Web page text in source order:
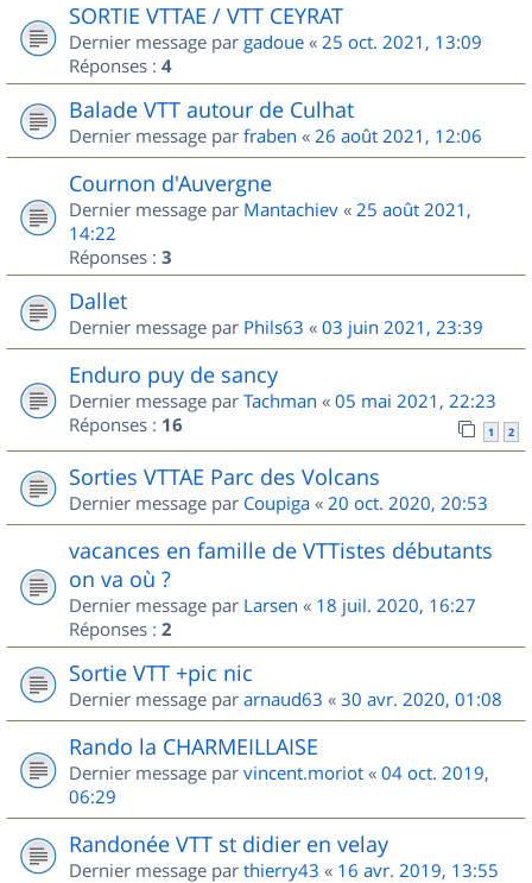
SORTIE VTTAE / VTT CEYRAT
Dernier message par gadoue « 25 oct. 2021, 13:09
Réponses : 4
Balade VTT autour de Culhat
Dernier message par fraben « 26 août 2021, 12:06
Cournon d'Auvergne
Dernier message par Mantachiev « 25 août 2021,
14:22
Réponses : 3
Dallet
Dernier message par Phils63 « 03 juin 2021, 23:39
Enduro puy de sancy
Dernier message par Tachman « 05 mai 2021, 22:23
Réponses : 16 1 2
Sorties VTTAE Parc des Volcans
Dernier message par Coupiga « 20 oct. 2020, 20:53
vacances en famille de VTTistes débutants
on va où ?
Dernier message par Larsen « 18 juil. 2020, 16:27
Réponses : 2
Sortie VTT +pic nic
Dernier message par arnaud63 « 30 avr. 2020, 01:08
Rando la CHARMEILLAISE
Dernier message par vincent.moriot « 04 oct. 2019,
06:29
Randonée VTT st didier en velay
Dernier message par thierry43 « 16 avr. 2019, 13:55